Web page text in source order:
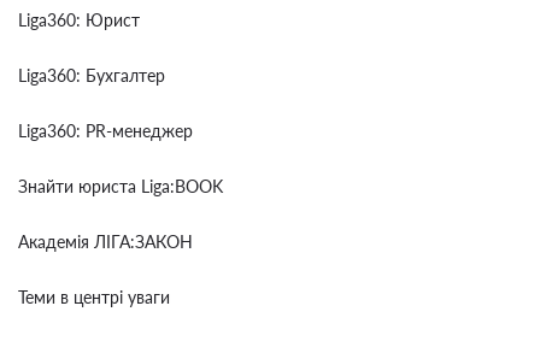
Liga360: Юрист
Liga360: Бухгалтер
Liga360: PR-менеджер
Знайти юриста Liga:BOOK
Академія ЛІГА:ЗАКОН
Теми в центрі уваги